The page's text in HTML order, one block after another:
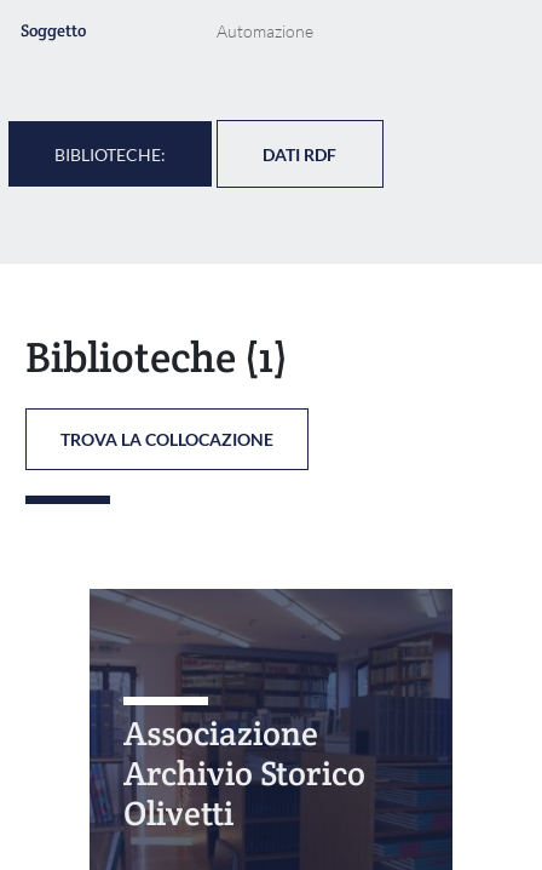
Soggetto Automazione
BIBLIOTECHE: DATI RDF
Biblioteche (1)
TROVA LA COLLOCAZIONE
Associazione
Archivio Storico
Olivetti